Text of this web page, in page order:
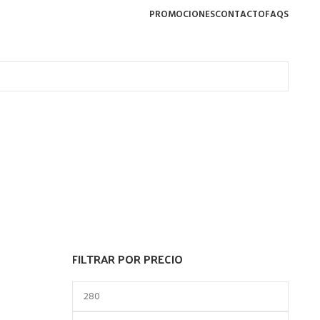
PROMOCIONESCONTACTOFAQS
FILTRAR POR PRECIO